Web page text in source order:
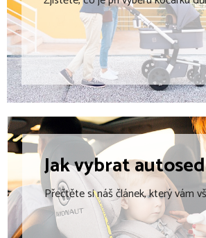
p
r
v
k
y
v
ý
p
i
u
Jak vybrat
Přečtěte si náš článek, který vám